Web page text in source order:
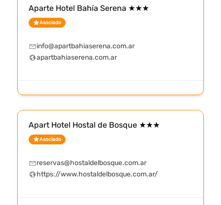
Aparte Hotel Bahía Serena ★★★
Asociado
info@apartbahiaserena.com.ar
apartbahiaserena.com.ar
Apart Hotel Hostal de Bosque ★★★
Asociado
reservas@hostaldelbosque.com.ar
https://www.hostaldelbosque.com.ar/